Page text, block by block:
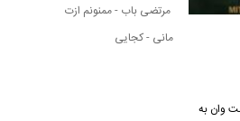
نکست وان به
مرتضی باب - ممنونم ازت
مانی - کجایی